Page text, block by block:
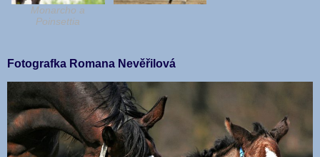
Monarcho a
Poinsettia
Fotografka Romana Nevěřilová